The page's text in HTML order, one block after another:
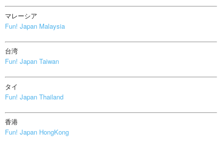
マレーシア
Fun! Japan Malaysia
台湾
Fun! Japan Taiwan
タイ
Fun! Japan Thailand
香港
Fun! Japan HongKong